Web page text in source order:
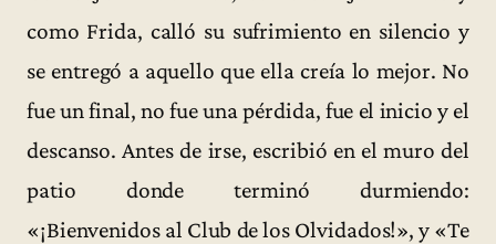
como Frida, calló su sufrimiento en silencio y
se entregó a aquello que ella creía lo mejor. No
fue un final, no fue una pérdida, fue el inicio y el
descanso. Antes de irse, escribió en el muro del
patio donde terminó durmiendo:
«¡Bienvenidos al Club de los Olvidados!», y «Te